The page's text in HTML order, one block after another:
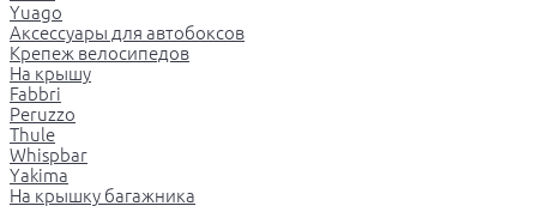
Yuago
Аксессуары для автобоксов
Крепеж велосипедов
На крышу
Fabbri
Peruzzo
Thule
Whispbar
Yakima
На крышку багажника